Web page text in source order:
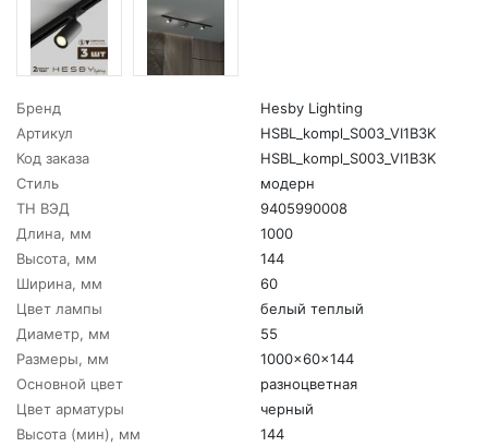
Бренд
Hesby Lighting
Артикул
HSBL_kompl_S003_VI1B3K
Код заказа
HSBL_kompl_S003_VI1B3K
Стиль
модерн
ТН ВЭД
9405990008
Длина, мм
1000
Высота, мм
144
Ширина, мм
60
Цвет лампы
белый теплый
Диаметр, мм
55
Размеры, мм
1000x60x144
Основной цвет
разноцветная
Цвет арматуры
черный
Высота (мин), мм
144